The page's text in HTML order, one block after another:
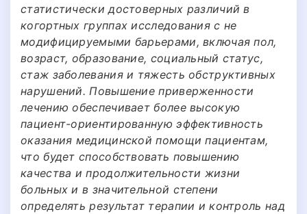
статистически достоверных различий в
когортных группах исследования с не
модифицируемыми барьерами, включая пол,
возраст, образование, социальный статус,
стаж заболевания и тяжесть обструктивных
нарушений. Повышение приверженности
лечению обеспечивает более высокую
пациент-ориентированную эффективность
оказания медицинской помощи пациентам,
что будет способствовать повышению
качества и продолжительности жизни
больных и в значительной степени
определять результат терапии и контроль над